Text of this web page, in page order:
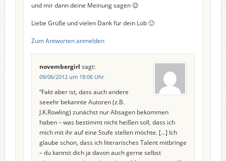
und mir dann deine Meinung sagen 😉
Liebe Grüße und vielen Dank für dein Lob 🙂
Zum Antworten anmelden
novembergirl sagt:
09/06/2012 um 18:06 Uhr
“Fakt aber ist, dass auch andere
seeehr bekannte Autoren (z.B.
J.K.Rowling) zunächst nur Absagen bekommen
haben – was bestimmt nicht heißen soll, dass ich
mich mit ihr auf eine Stufe stellen möchte. […] Ich
glaube schon, dass ich literarisches Talent mitbringe
– du kannst dich ja davon auch gerne selbst